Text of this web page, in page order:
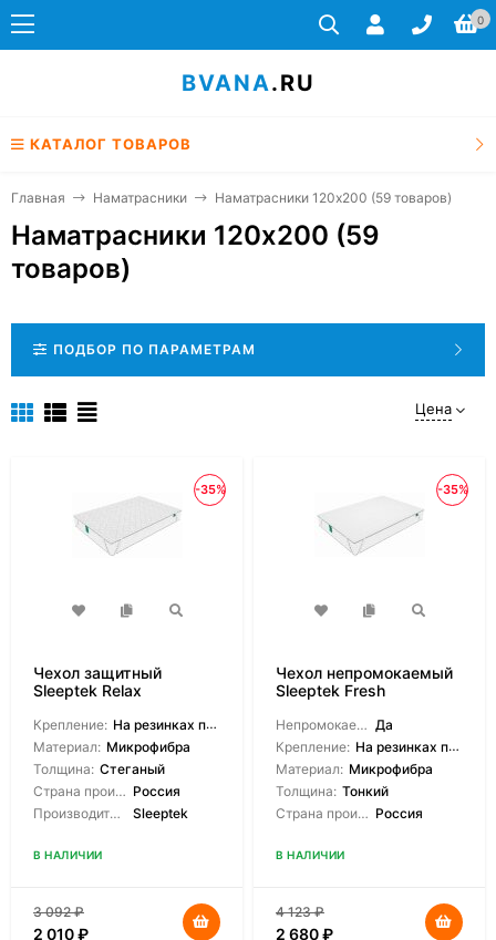
0
BVANA.RU
КАТАЛОГ ТОВАРОВ
Главная Наматрасники Наматрасники 120x200 (59 товаров)
Наматрасники 120x200 (59
товаров)
ПОДБОР ПО ПАРАМЕТРАМ
Цена
-35%
Чехол защитный
Sleeptek Relax
Крепление: На резинках по углам
Материал: Микрофибра
Толщина: Стеганый
Страна производитель: Россия
Производитель:
Sleeptek
В НАЛИЧИИ
3 092₽
2 010₽
-35%
Чехол непромокаемый
Sleeptek Fresh
Непромокаемый: Да
Крепление: На резинках по углам
Материал: Микрофибра
Толщина: Тонкий
Страна производитель: Россия
В НАЛИЧИИ
4 123₽
2 680₽